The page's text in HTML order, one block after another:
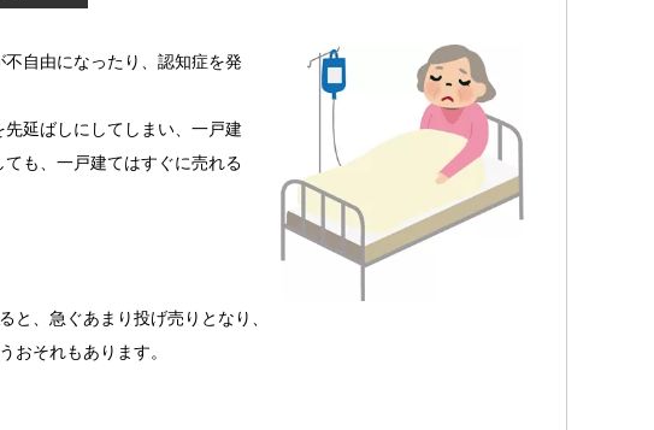
自由になったり、認知症を発
延ばしにしてしまい、一戸建
も、一戸建てはすぐに売れる
と、急ぐあまり投げ売りとなり、
おそれもあります。